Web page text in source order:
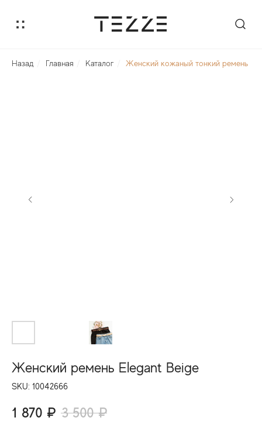
Назад Главная Каталог Женский кожаный тонкий ремень
Женский ремень Elegant Beige
SKU: 10042666
1 870 ₽ 3 500 ₽